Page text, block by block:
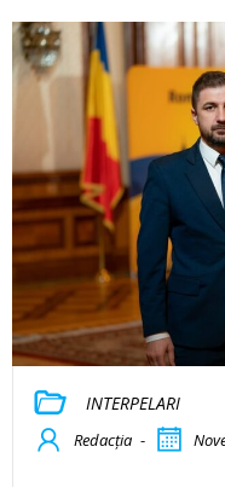
INTERPELARI
Redacția -